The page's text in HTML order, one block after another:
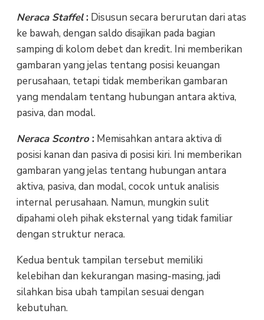
Neraca Staffel:Disusun secara berurutan dari atas
ke bawah, dengan saldo disajikan pada bagian
samping di kolom debet dan kredit. Ini memberikan
gambaran yang jelas tentang posisi keuangan
perusahaan, tetapi tidak memberikan gambaran
yang mendalam tentang hubungan antara aktiva,
pasiva, dan modal.
Neraca Scontro:Memisahkan antara aktiva di
posisi kanan dan pasiva di posisi kiri. Ini memberikan
gambaran yang jelas tentang hubungan antara
aktiva, pasiva, dan modal, cocok untuk analisis
internal perusahaan. Namun, mungkin sulit
dipahami oleh pihak eksternal yang tidak familiar
dengan struktur neraca.
Kedua bentuk tampilan tersebut memiliki
kelebihan dan kekurangan masing-masing, jadi
silahkan bisa ubah tampilan sesuai dengan
kebutuhan.